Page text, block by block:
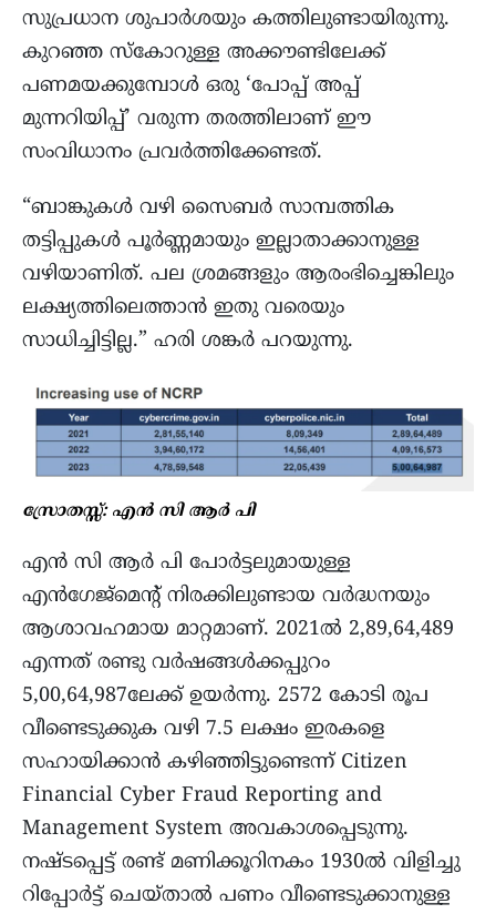
സുപ്രധാന ശുപാർശയും കത്തിലുണ്ടായിരുന്നു.
കുറഞ്ഞ സ്കോറുള്ള അക്കൗണ്ടിലേക്ക്
പണമയക്കുമ്പോൾ ഒരു ‘പോപ്പ് അപ്പ്‌
മുന്നറിയിപ്പ്’ വരുന്ന തരത്തിലാണ് ഈ
സംവിധാനം പ്രവർത്തിക്കേണ്ടത്.
“ബാങ്കുകൾ വഴി സൈബർ സാമ്പത്തിക
തട്ടിപ്പുകൾ പൂർണ്ണമായും ഇല്ലാതാക്കാനുള്ള
വഴിയാണിത്. പല ശ്രമങ്ങളും ആരംഭിച്ചെങ്കിലും
ലക്ഷ്യത്തിലെത്താൻ ഇതു വരെയും
സാധിച്ചിട്ടില്ല.” ഹരി ശങ്കർ പറയുന്നു.
സ്രോതസ്സ്: എൻ സി ആർ പി
എൻ സി ആർ പി പോർട്ടലുമായുള്ള
എൻഗേജ്മെന്റ് നിരക്കിലുണ്ടായ വർദ്ധനയും
ആശാവഹമായ മാറ്റമാണ്. 2021ൽ 2,89,64,489
എന്നത് രണ്ടു വർഷങ്ങൾക്കപ്പുറം
5,00,64,987ലേക്ക് ഉയർന്നു. 2572 കോടി രൂപ
വീണ്ടെടുക്കുക വഴി 7.5 ലക്ഷം ഇരകളെ
സഹായിക്കാൻ കഴിഞ്ഞിട്ടുണ്ടെന്ന് Citizen
Financial Cyber Fraud Reporting and
Management System അവകാശപ്പെടുന്നു.
നഷ്ടപ്പെട്ട് രണ്ട് മണിക്കൂറിനകം 1930ൽ വിളിച്ചു
റിപ്പോർട്ട്‌ ചെയ്താൽ പണം വീണ്ടെടുക്കാനുള്ള